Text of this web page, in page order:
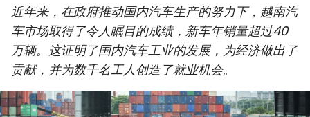
经济
社会
环保
文化
近年来，在政府推动国内汽车生产的努力下，越南汽
车市场取得了令人瞩目的成绩，新车年销量超过40
万辆。这证明了国内汽车工业的发展，为经济做出了
贡献，并为数千名工人创造了就业机会。